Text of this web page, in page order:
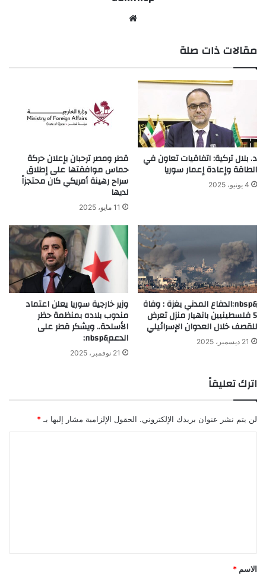
مقالات ذات صلة
د. بلال تركية: اتفاقيات تعاون في
الطاقة وإعادة إعمار سوريا
4 يونيو، 2025
قطر ومصر ترحبان بإعلان حركة
حماس موافقتها على إطلاق
سراح رهينة أمريكي كان محتجزاً
لديها
11 مايو، 2025
&nbsp;الدفاع المدني بغزة : وفاة
5 فلسطينيين بانهيار منزل تعرض
للقصف خلال العدوان الإسرائيلي
21 ديسمبر، 2025
وزير خارجية سوريا يعلن اعتماد
مندوب بلاده بمنظمة حظر
الأسلحة.. ويشكر قطر على
الدعم&nbsp;
21 نوفمبر، 2025
اترك تعليقاً
لن يتم نشر عنوان بريدك الإلكتروني. الحقول الإلزامية مشار إليها بـ *
*
الاسم *